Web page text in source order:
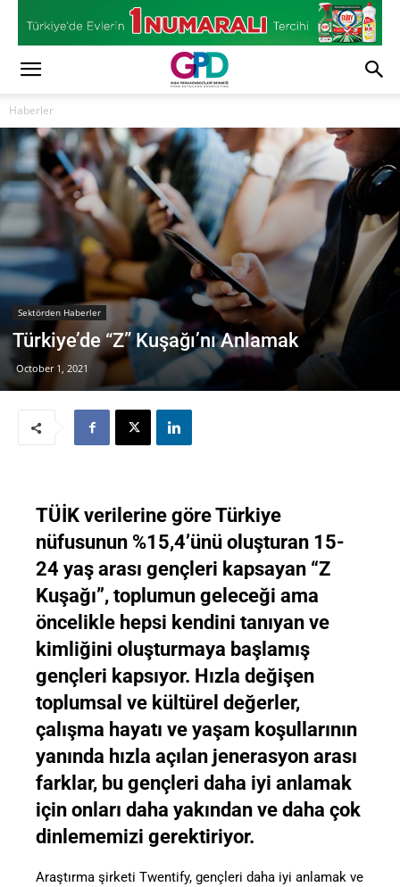
Haberler
Sektörden Haberler
Türkiye’de “Z” Kuşağı’nı Anlamak
October 1, 2021
TÜİK verilerine göre Türkiye
nüfusunun %15,4’ünü oluşturan 15-
24 yaş arası gençleri kapsayan “Z
Kuşağı”, toplumun geleceği ama
öncelikle hepsi kendini tanıyan ve
kimliğini oluşturmaya başlamış
gençleri kapsıyor. Hızla değişen
toplumsal ve kültürel değerler,
çalışma hayatı ve yaşam koşullarının
yanında hızla açılan jenerasyon arası
farklar, bu gençleri daha iyi anlamak
için onları daha yakından ve daha çok
dinlememizi gerektiriyor.
Araştırma şirketi Twentify, gençleri daha iyi anlamak ve